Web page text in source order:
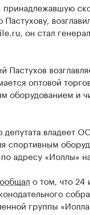
он стал
Пастухов
оптовой
оборудованием и
владеет
спортивным
адресу «Иоллы»
о том, что 24
группы